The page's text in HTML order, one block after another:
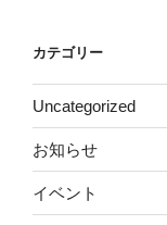
カテゴリー
Uncategorized
お知らせ
イベント